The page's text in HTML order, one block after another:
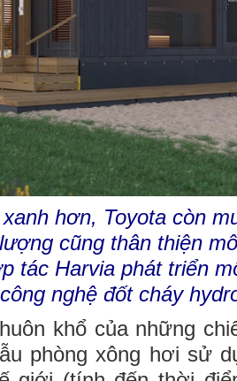
hơn, Toyota còn
cũng thân thiện
tác Harvia phát triển
nghệ đốt cháy
khổ của những
phòng xông hơi sử